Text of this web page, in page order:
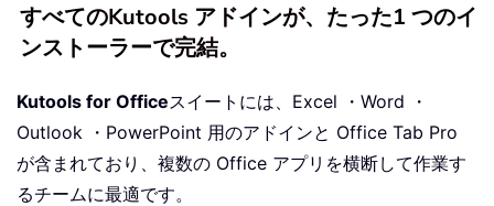
すべてのKutools アドインが、たった1 つのイ
ンストーラーで完結。
Kutools for Officeスイートには、Excel ・Word ・
Outlook ・PowerPoint 用のアドインと Office Tab Pro
が含まれており、複数の Office アプリを横断して作業す
るチームに最適です。